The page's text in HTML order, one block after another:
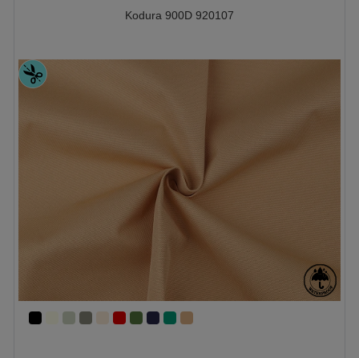
Kodura 900D 920107